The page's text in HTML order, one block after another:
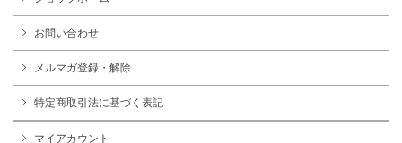
お問い合わせ
メルマガ登録・解除
特定商取引法に基づく表記
マイアカウント